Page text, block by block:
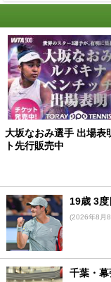
大坂なおみ選手 出場表
ト先行販売中
19歳 3
(2026年8月
千葉・